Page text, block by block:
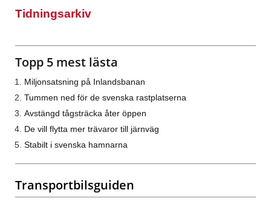
Tidningsarkiv
Topp 5 mest lästa
Miljonsatsning på Inlandsbanan
Tummen ned för de svenska rastplatserna
Avstängd tågsträcka åter öppen
De vill flytta mer trävaror till järnväg
Stabilt i svenska hamnarna
Transportbilsguiden